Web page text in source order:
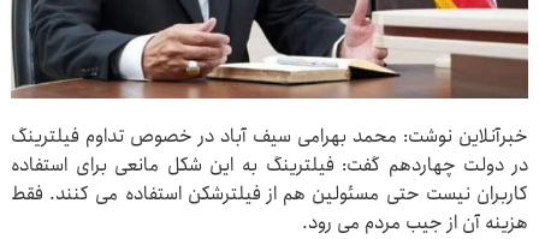
خبرآنلاین نوشت: محمد بهرامی سیف آباد در خصوص تداوم فیلترینگ
در دولت چهاردهم گفت: فیلترینگ به این شکل مانعی برای استفاده
کاربران نیست حتی مسئولین هم از فیلترشکن استفاده می کنند. فقط
هزینه آن از جیب مردم می رود.